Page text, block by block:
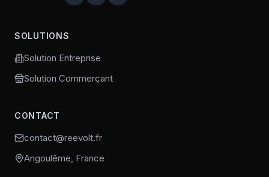
SOLUTIONS
Solution Entreprise
Solution Commerçant
CONTACT
contact@reevolt.fr
Angoulême, France